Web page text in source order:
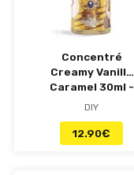
Concentré
Creamy Vanilla
Caramel 30ml -
Biggy Bear
DIY
12.90€